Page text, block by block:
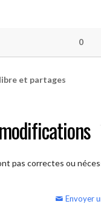
0
et partages
pas correctes ou
Envoyer